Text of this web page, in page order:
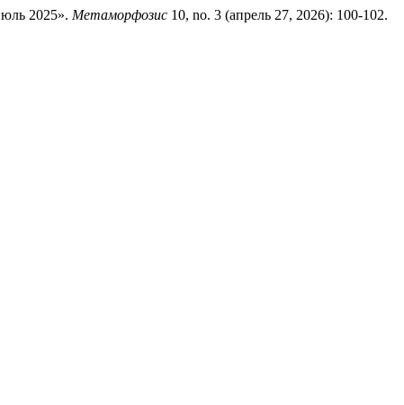
2025». Метаморфозис 10, no. 3 (апрель 27, 2026): 100-102.